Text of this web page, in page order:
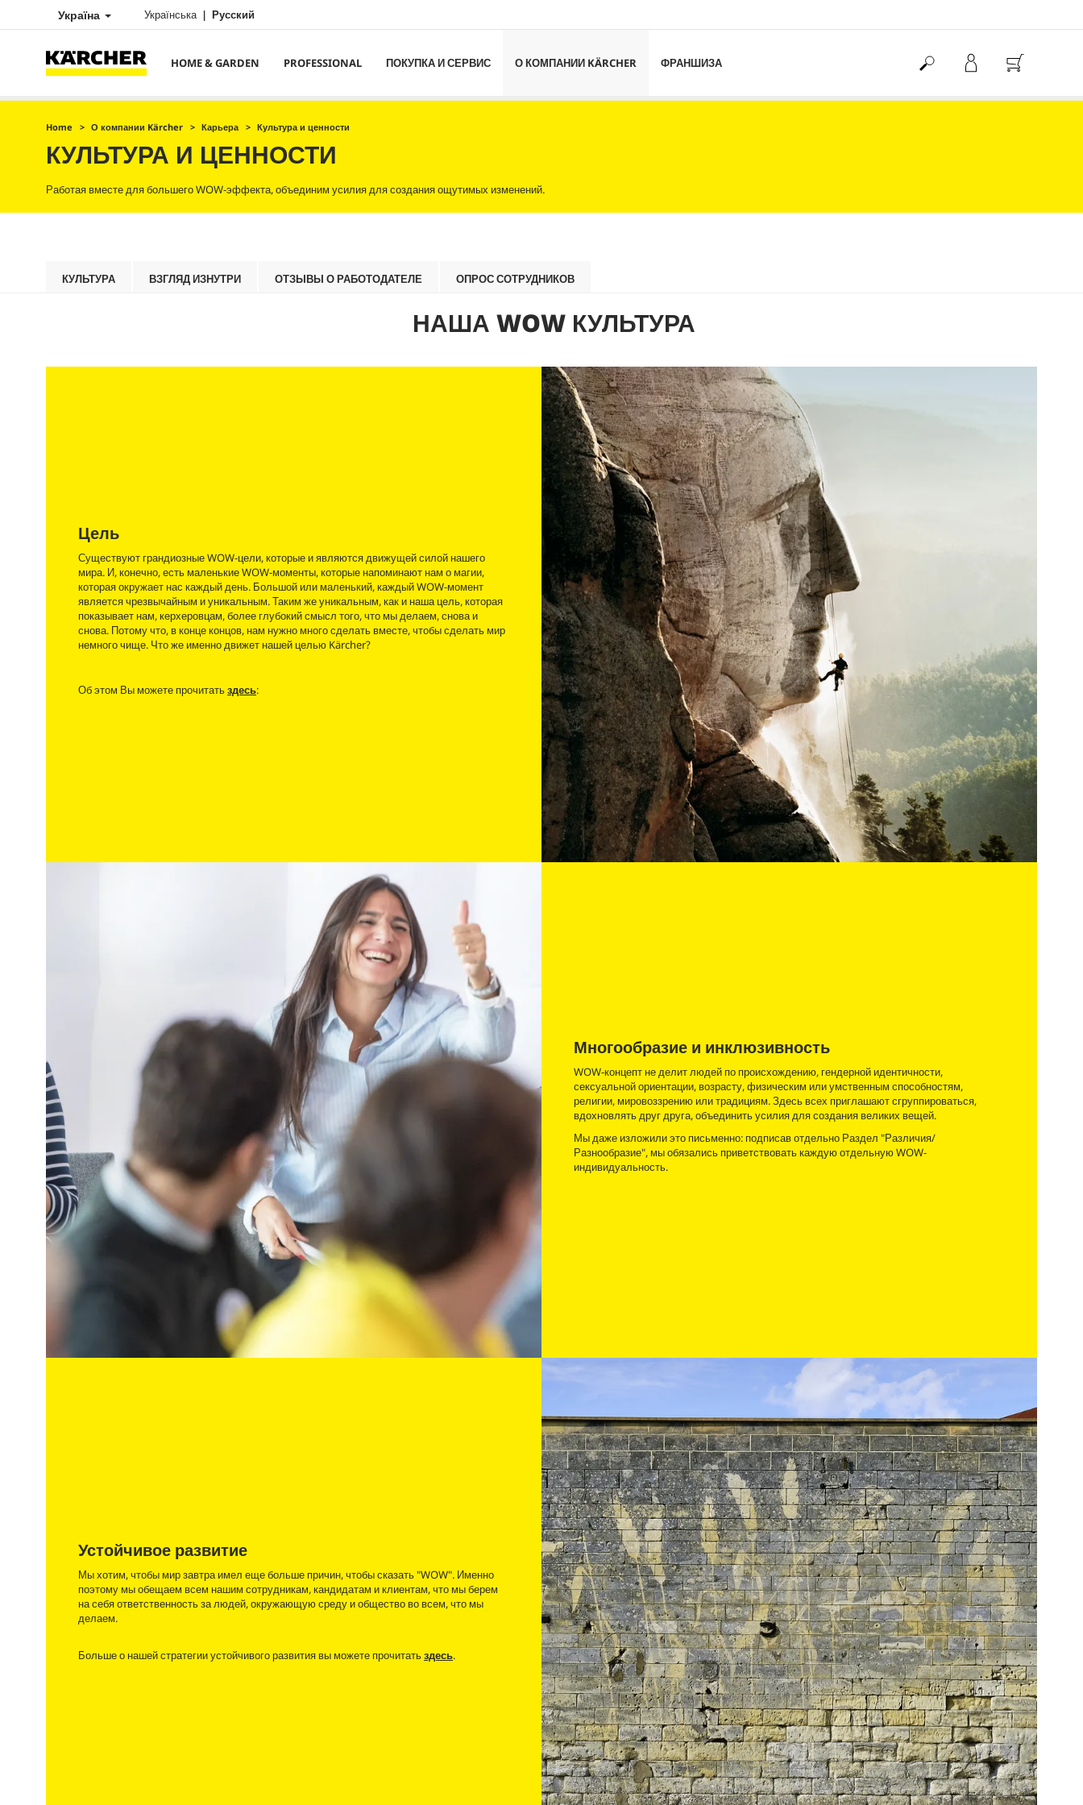
Україна Українська Русский
HOME & GARDEN PROFESSIONAL ПОКУПКА И СЕРВИС О КОМПАНИИ KÄRCHER ФРАНШИЗА
Home О компании Kärcher Карьера Культура и ценности
КУЛЬТУРА И ЦЕННОСТИ
Работая вместе для большего WOW-эффекта, объединим усилия для создания ощутимых изменений.
КУЛЬТУРА ВЗГЛЯД ИЗНУТРИ ОТЗЫВЫ О РАБОТОДАТЕЛЕ ОПРОС СОТРУДНИКОВ
НАША WOW КУЛЬТУРА
Цель
Существуют грандиозные WOW-цели, которые и являются движущей силой нашего
мира. И, конечно, есть маленькие WOW-моменты, которые напоминают нам о магии,
которая окружает нас каждый день. Большой или маленький, каждый WOW-момент
является чрезвычайным и уникальным. Таким же уникальным, как и наша цель, которая
показывает нам, керхеровцам, более глубокий смысл того, что мы делаем, снова и
снова. Потому что, в конце концов, нам нужно много сделать вместе, чтобы сделать мир
немного чище. Что же именно движет нашей целью Kärcher?
Об этом Вы можете прочитатьздесь:
Многообразие и инклюзивность
WOW-концепт не делит людей по происхождению, гендерной идентичности,
сексуальной ориентации, возрасту, физическим или умственным способностям,
религии, мировоззрению или традициям. Здесь всех приглашают сгруппироваться,
вдохновлять друг друга, объединить усилия для создания великих вещей.
Мы даже изложили это письменно: подписав отдельно Раздел "Различия/
Разнообразие", мы обязались приветствовать каждую отдельную WOW-
индивидуальность.
Устойчивое развитие
Мы хотим, чтобы мир завтра имел еще больше причин, чтобы сказать "WOW". Именно
поэтому мы обещаем всем нашим сотрудникам, кандидатам и клиентам, что мы берем
на себя ответственность за людей, окружающую среду и общество во всем, что мы
делаем.
Больше о нашей стратегии устойчивого развития вы можете прочитатьздесь.